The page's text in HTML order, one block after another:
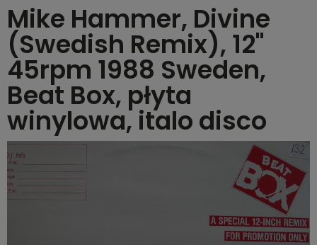
Mike Hammer, Divine
(Swedish Remix), 12"
45rpm 1988 Sweden,
Beat Box, płyta
winylowa, italo disco